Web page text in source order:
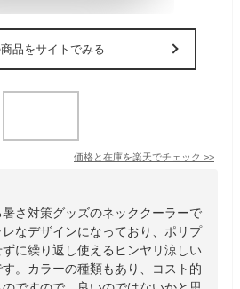
商品をサイトでみる
価格と在庫を楽天でチェック >>
さ対策グッズのネッククーラーで
なデザインになっており、ポリプ
に繰り返し使えるヒンヤリ涼しい
。カラーの種類もあり、コスト的